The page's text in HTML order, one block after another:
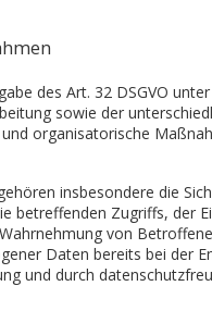
des Art. 32 DSGVO
sowie der
organisatorische
insbesondere die
betreffenden Zugriffs, der
von
Daten bereits bei der
und durch